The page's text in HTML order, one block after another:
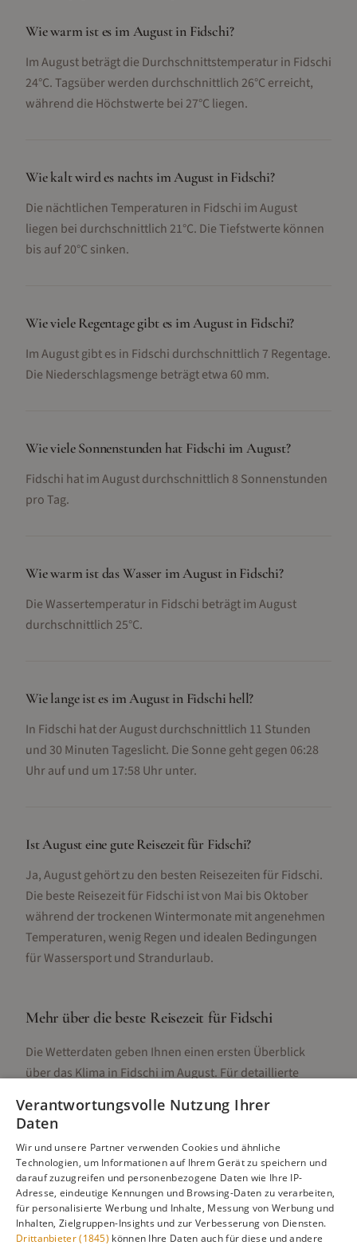
Wie warm ist es im August in Fidschi?
Im August beträgt die Durchschnittstemperatur in Fidschi
24°C. Tagsüber werden durchschnittlich 26°C erreicht,
während die Höchstwerte bei 27°C liegen.
Wie kalt wird es nachts im August in Fidschi?
Die nächtlichen Temperaturen in Fidschi im August
liegen bei durchschnittlich 21°C. Die Tiefstwerte können
bis auf 20°C sinken.
Wie viele Regentage gibt es im August in Fidschi?
Im August gibt es in Fidschi durchschnittlich 7 Regentage.
Die Niederschlagsmenge beträgt etwa 60 mm.
Wie viele Sonnenstunden hat Fidschi im August?
Fidschi hat im August durchschnittlich 8 Sonnenstunden
pro Tag.
Wie warm ist das Wasser im August in Fidschi?
Die Wassertemperatur in Fidschi beträgt im August
durchschnittlich 25°C.
Wie lange ist es im August in Fidschi hell?
In Fidschi hat der August durchschnittlich 11 Stunden
und 30 Minuten Tageslicht. Die Sonne geht gegen 06:28
Uhr auf und um 17:58 Uhr unter.
Ist August eine gute Reisezeit für Fidschi?
Ja, August gehört zu den besten Reisezeiten für Fidschi.
Die beste Reisezeit für Fidschi ist von Mai bis Oktober
während der trockenen Wintermonate mit angenehmen
Temperaturen, wenig Regen und idealen Bedingungen
für Wassersport und Strandurlaub.
Mehr über die beste Reisezeit für Fidschi
Die Wetterdaten geben Ihnen einen ersten Überblick
über das Klima in Fidschi imAugust. Für detaillierte
Unterschieden, Aktivitäten und Reisetipps besuchen Sie
Alle Infos zur besten Reisezeit Fidschi
Verantwortungsvolle Nutzung Ihrer
Daten
Wir und unsere Partner verwenden Cookies und ähnliche
Technologien, um Informationen auf Ihrem Gerät zu speichern und
darauf zuzugreifen und personenbezogene Daten wie Ihre IP-
Adresse, eindeutige Kennungen und Browsing-Daten zu verarbeiten,
für personalisierte Werbung und Inhalte, Messung von Werbung und
Inhalten, Zielgruppen-Insights und zur Verbesserung von Diensten.
Drittanbieter (1845) können Ihre Daten auch für diese und andere